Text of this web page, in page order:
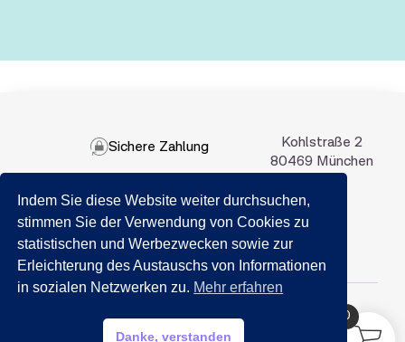
0
Sichere Zahlung
Kohlstraße 2
80469 München
089 201 50 35
Email:info@getraenkemarkt-nida.com
HILFE?
Indem Sie diese Website weiter durchsuchen,
stimmen Sie der Verwendung von Cookies zu
statistischen und Werbezwecken sowie zur
Erleichterung des Austauschs von Informationen
in sozialen Netzwerken zu. Mehr erfahren
Danke, verstanden